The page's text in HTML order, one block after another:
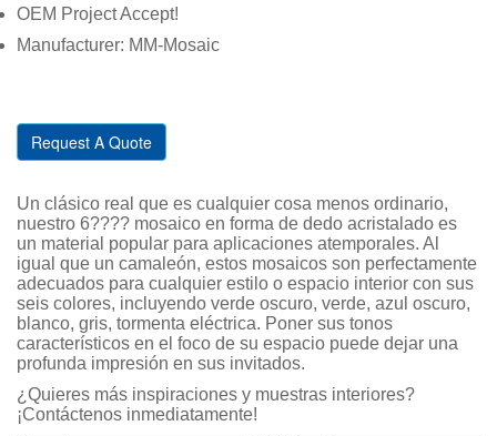
OEM Project Accept!
Manufacturer: MM-Mosaic
Request A Quote
Un clásico real que es cualquier cosa menos ordinario,
nuestro 6???? mosaico en forma de dedo acristalado es
un material popular para aplicaciones atemporales. Al
igual que un camaleón, estos mosaicos son perfectamente
adecuados para cualquier estilo o espacio interior con sus
seis colores, incluyendo verde oscuro, verde, azul oscuro,
blanco, gris, tormenta eléctrica. Poner sus tonos
característicos en el foco de su espacio puede dejar una
profunda impresión en sus invitados.
¿Quieres más inspiraciones y muestras interiores?
¡Contáctenos inmediatamente!